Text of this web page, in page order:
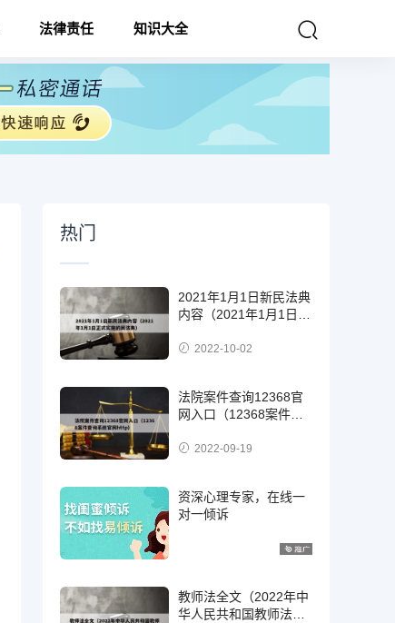
法律责任 知识大全
热门
2021年1月1日新民法典
内容（2021年1月1日正
2022-10-02
法院案件查询12368官
网入口（12368案件查
2022-09-19
资深心理专家，在线一
对一倾诉
教师法全文（2022年中
华人民共和国教师法全